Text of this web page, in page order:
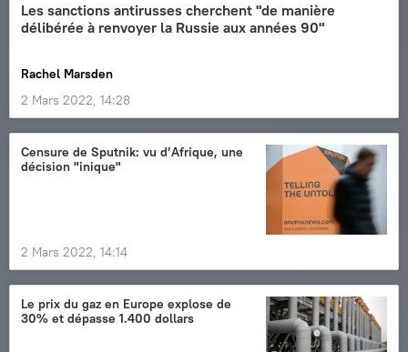
Les sanctions antirusses cherchent "de manière
délibérée à renvoyer la Russie aux années 90"
Rachel Marsden
2 Mars 2022, 14:28
Censure de Sputnik: vu d’Afrique, une
décision "inique"
2 Mars 2022, 14:14
Le prix du gaz en Europe explose de
30% et dépasse 1.400 dollars